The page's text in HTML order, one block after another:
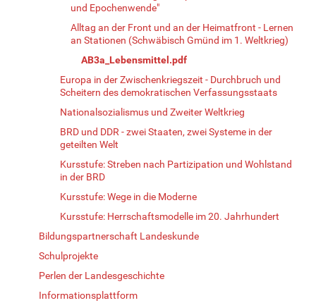
und Epochenwende"
Alltag an der Front und an der Heimatfront - Lernen
an Stationen (Schwäbisch Gmünd im 1. Weltkrieg)
AB3a_Lebensmittel.pdf
Europa in der Zwischenkriegszeit - Durchbruch und
Scheitern des demokratischen Verfassungsstaats
Nationalsozialismus und Zweiter Weltkrieg
BRD und DDR - zwei Staaten, zwei Systeme in der
geteilten Welt
Kursstufe: Streben nach Partizipation und Wohlstand
in der BRD
Kursstufe: Wege in die Moderne
Kursstufe: Herrschaftsmodelle im 20. Jahrhundert
Bildungspartnerschaft Landeskunde
Schulprojekte
Perlen der Landesgeschichte
Informationsplattform